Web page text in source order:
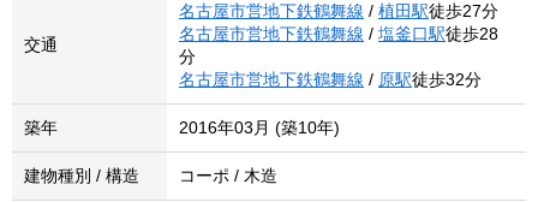
交通
名古屋市営地下鉄鶴舞線 / 植田駅徒歩27分
名古屋市営地下鉄鶴舞線 / 塩釜口駅徒歩28
分
名古屋市営地下鉄鶴舞線 / 原駅徒歩32分
築年 2016年03月 (築10年)
建物種別 / 構造 コーポ / 木造